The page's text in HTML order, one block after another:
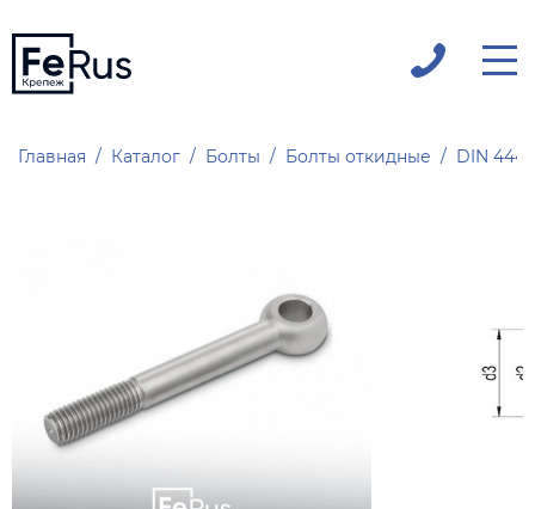
Главная Каталог Болты Болты откидные DIN 444